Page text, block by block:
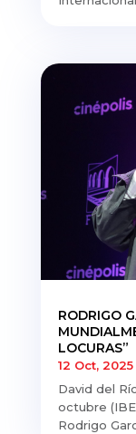
RODRIGO
LOCURAS”
12 Oct, 2025
David del
octubre
Rodrigo